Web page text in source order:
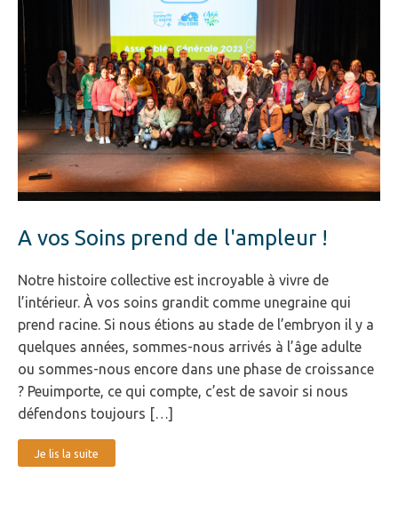
A vos Soins prend de l'ampleur !
Notre histoire collective est incroyable à vivre de
l’intérieur. À vos soins grandit comme unegraine qui
prend racine. Si nous étions au stade de l’embryon il y a
quelques années, sommes-nous arrivés à l’âge adulte
ou sommes-nous encore dans une phase de croissance
? Peuimporte, ce qui compte, c’est de savoir si nous
défendons toujours […]
Je lis la suite